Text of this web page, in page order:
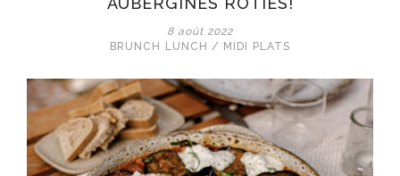
8 août 2022
BRUNCH
LUNCH / MIDI PLATS